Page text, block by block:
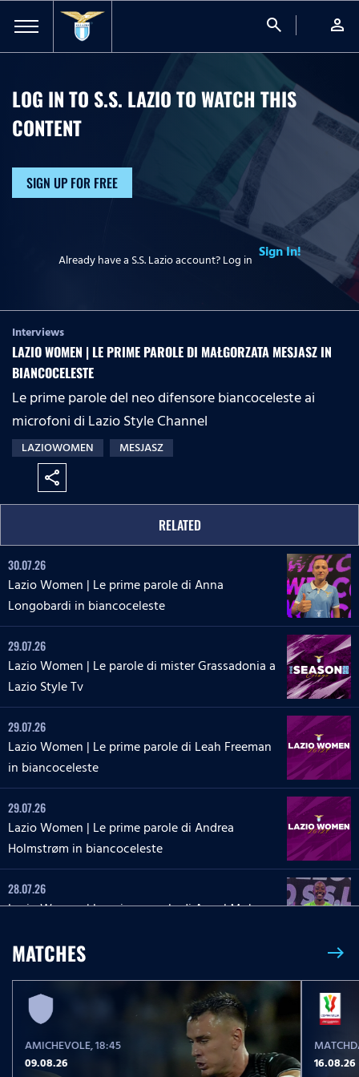
search person
LOG IN TO S.S. LAZIO TO WATCHTHIS
CONTENT
SIGN UP FOR FREE
Already have a S.S. Lazio account? Log in Sign In!
Interviews
LAZIO WOMEN | LE PRIME PAROLE DI MAŁGORZATA MESJASZ IN
BIANCOCELESTE
Le prime parole del neo difensore biancoceleste ai
microfoni di Lazio Style Channel
LAZIOWOMEN MESJASZ
share
RELATED
30.07.26
Lazio Women | Le prime parole di Anna
Longobardi in biancoceleste
29.07.26
Lazio Women | Le parole di mister Grassadonia a
Lazio Style Tv
29.07.26
Lazio Women | Le prime parole di Leah Freeman
in biancoceleste
29.07.26
Lazio Women | Le prime parole di Andrea
Holmstrøm in biancoceleste
28.07.26
Lazio Women | Le prime parole di Angel Mukasa
Lazio Women | Le parole di Martina Zanoli a
Lazio Style Tv
27.07.26
Lazio Women | Le prime parole di Carlotta Masu
MATCHES east
AMICHEVOLE, 18:45
09.08.26
16.08.26